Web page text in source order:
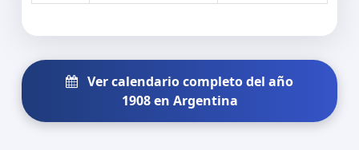
Ver calendario completo del año
1908 en Argentina